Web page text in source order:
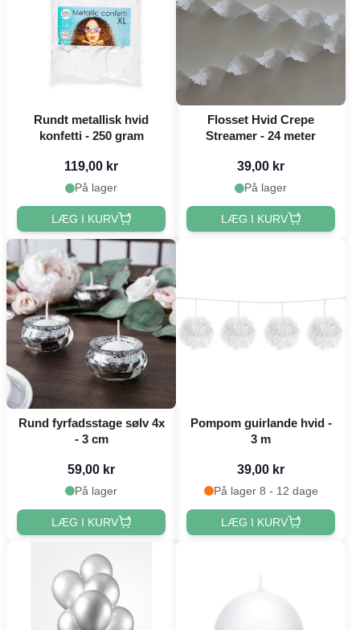
Rundt metallisk hvid
konfetti - 250 gram
119,00 kr
På lager
LÆG I KURV
Flosset Hvid Crepe
Streamer - 24 meter
39,00 kr
På lager
LÆG I KURV
Rund fyrfadsstage sølv 4x
- 3 cm
59,00 kr
På lager
LÆG I KURV
Pompom guirlande hvid -
3 m
39,00 kr
På lager 8 - 12 dage
LÆG I KURV